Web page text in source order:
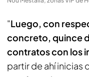
"Luego, con
concreto, quince
contratos con los
partir de ahí inicias